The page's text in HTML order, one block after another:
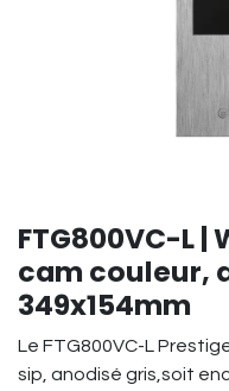
FTG800VC-L |
cam couleur,
349x154mm
Le FTG800VC-L
sip, anodisé gris,soit